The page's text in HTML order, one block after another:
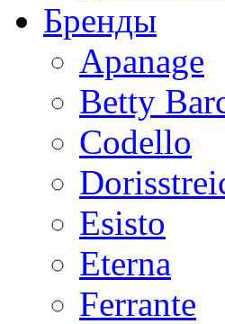
Бренды
Apanage
Betty
Codello
Esisto
Eterna
Ferrante